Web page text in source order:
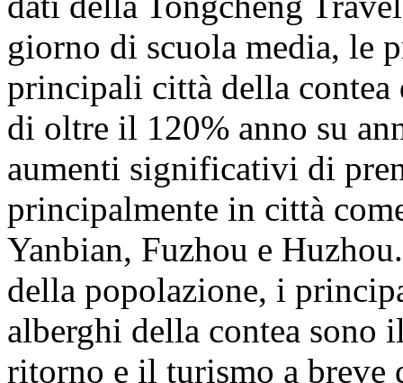
giorno di scuola media, le
principali città della contea
di oltre il 120% anno su
aumenti significativi di
principalmente in città
Yanbian, Fuzhou e
della popolazione, i
alberghi della contea
ritorno e il turismo a breve